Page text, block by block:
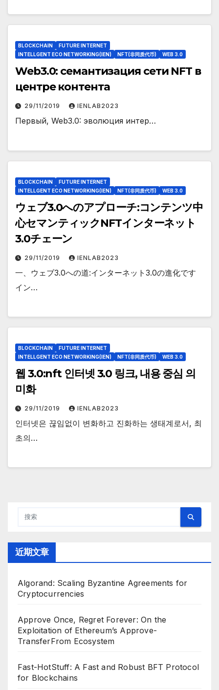
BLOCKCHAIN
FUTURE INTERNET
INTELLGENT ECO NETWORKING(IEN)
NFT(非同质代币) WEB 3.0
Web3.0: семантизация сети NFT в
центре контента
29/11/2019 IENLAB2023
Первый, Web3.0: эволюция интер…
BLOCKCHAIN
FUTURE INTERNET
INTELLGENT ECO NETWORKING(IEN)
NFT(非同质代币) WEB 3.0
ウェブ3.0へのアプローチ:コンテンツ中
心セマンティックNFTインターネット
3.0チェーン
29/11/2019 IENLAB2023
一、ウェブ3.0への道:インターネット3.0の進化です
イン…
BLOCKCHAIN
FUTURE INTERNET
INTELLGENT ECO NETWORKING(IEN)
NFT(非同质代币) WEB 3.0
웹 3.0:nft 인터넷 3.0 링크, 내용 중심 의
미화
29/11/2019 IENLAB2023
인터넷은 끊임없이 변화하고 진화하는 생태계로서, 최
초의…
近期文章
Algorand: Scaling Byzantine Agreements for
Cryptocurrencies
Approve Once, Regret Forever: On the
Exploitation of Ethereum’s Approve-
TransferFrom Ecosystem
Fast-HotStuff: A Fast and Robust BFT Protocol
for Blockchains